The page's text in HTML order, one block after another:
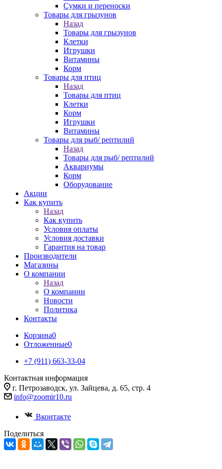
Сумки и переноски
Товары для грызунов
Назад
Товары для грызунов
Клетки
Игрушки
Витамины
Корм
Товары для птиц
Назад
Товары для птиц
Клетки
Корм
Игрушки
Витамины
Товары для рыб/ рептилий
Назад
Товары для рыб/ рептилий
Аквариумы
Корм
Оборудование
Акции
Как купить
Назад
Как купить
Условия оплаты
Условия доставки
Гарантия на товар
Производители
Магазины
О компании
Назад
О компании
Новости
Политика
Контакты
Корзина0
Отложенные0
+7 (911) 663-33-04
Контактная информация
г. Петрозаводск, ул. Зайцева, д. 65, стр. 4
info@zoomir10.ru
Вконтакте
Поделиться